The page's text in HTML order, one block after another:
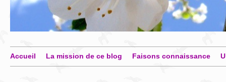
Accueil La mission de ce blog Faisons connaissance